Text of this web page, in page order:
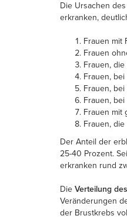
Die Ursachen
erkranken,
Frauen mit
Frauen
Frauen,
Frauen,
Frauen,
Frauen,
Frauen mit
Frauen,
Der Anteil der
25-40 Prozent.
erkranken rund
Die Verteilung
Veränderungen
der Brustkrebs